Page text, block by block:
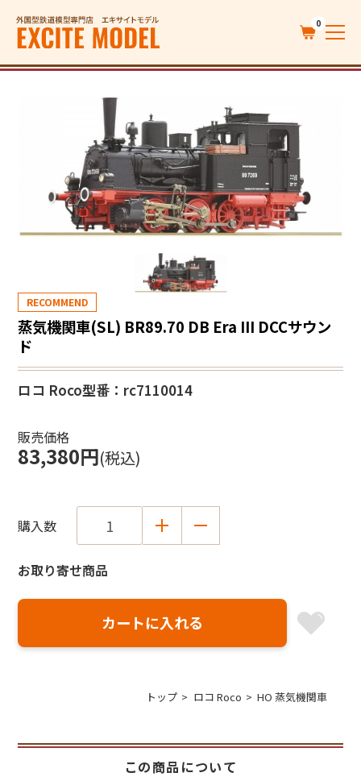
0
RECOMMEND
蒸気機関車(SL) BR89.70 DB Era III DCCサウン
ド
ロコ Roco型番：rc7110014
販売価格
83,380円(税込)
購入数
お取り寄せ商品
トップ ロコ Roco HO 蒸気機関車
この商品について